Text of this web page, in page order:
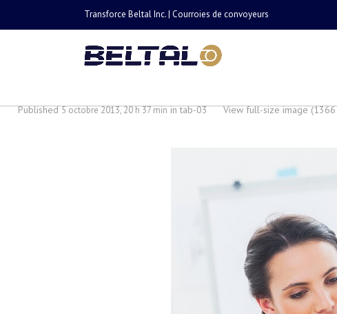
Transforce Beltal Inc. | Courroies de convoyeurs
Published5 octobre 2013, 20 h 37 minintab-03 · View full-size image